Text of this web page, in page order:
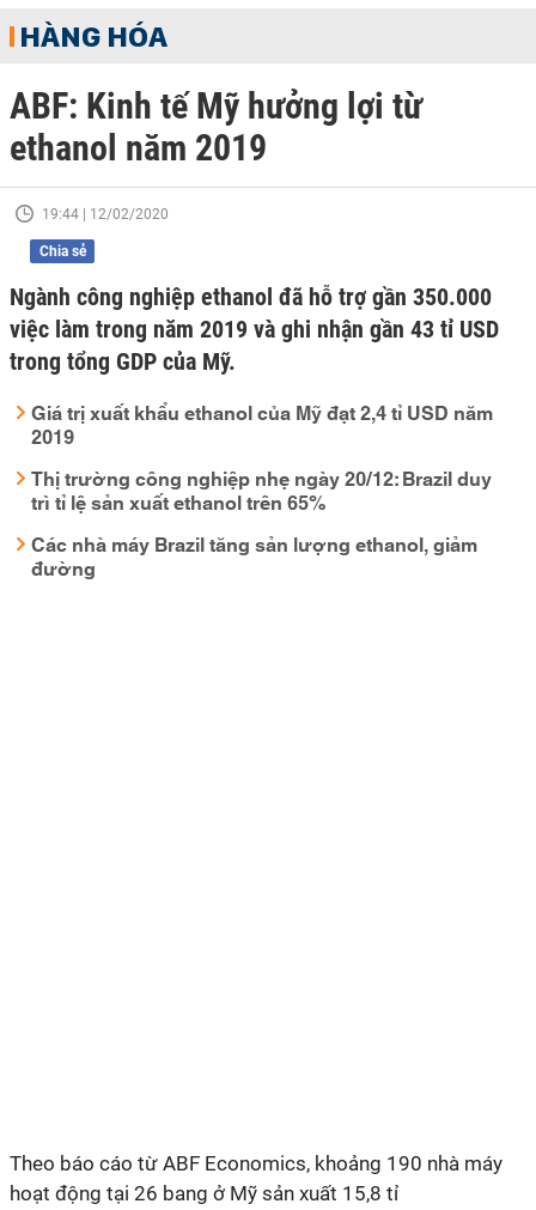
HÀNG HÓA
ABF: Kinh tế Mỹ hưởng lợi từ
ethanol năm 2019
19:44 | 12/02/2020
Chia sẻ
Ngành công nghiệp ethanol đã hỗ trợ gần 350.000
việc làm trong năm 2019 và ghi nhận gần 43 tỉ USD
trong tổng GDP của Mỹ.
Giá trị xuất khẩu ethanol của Mỹ đạt 2,4 tỉ USD năm
2019
Thị trường công nghiệp nhẹ ngày 20/12: Brazil duy
trì tỉ lệ sản xuất ethanol trên 65%
Các nhà máy Brazil tăng sản lượng ethanol, giảm
đường
Theo báo cáo từ ABF Economics, khoảng 190 nhà máy
hoạt động tại 26 bang ở Mỹ sản xuất 15,8 tỉ